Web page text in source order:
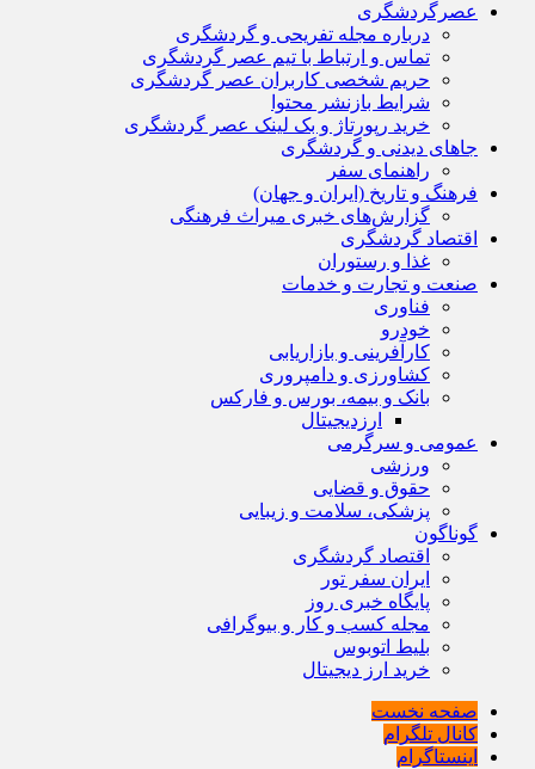
عصرگردشگری
درباره مجله تفریحی و گردشگری
تماس و ارتباط با تیم عصر گردشگری
حریم شخصی کاربران عصر گردشگری
شرایط بازنشر محتوا
خرید رپورتاژ و بک لینک عصر گردشگری
جاهای دیدنی و گردشگری
راهنمای سفر
فرهنگ و تاریخ (ایران و جهان)
گزارش‌های خبری میراث فرهنگی
اقتصاد گردشگری
غذا و رستوران
صنعت و تجارت و خدمات
فناوری
خودرو
کارآفرینی و بازاریابی
کشاورزی و دامپروری
بانک و بیمه، بورس و فارکس
ارزدیجیتال
عمومی و سرگرمی
ورزشی
حقوق و قضایی
پزشکی، سلامت و زیبایی
گوناگون
اقتصاد گردشگری
ایران سفر تور
پایگاه خبری روز
مجله کسب و کار و بیوگرافی
بلیط اتوبوس
خرید ارز دیجیتال
صفحه نخست
کانال تلگرام
اینستاگرام